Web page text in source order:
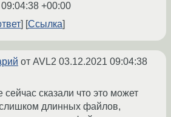
+00:00
Ссылка
от AVL2 03.12.2021 09:04:38
сейчас сказали что это может
длинных файлов,